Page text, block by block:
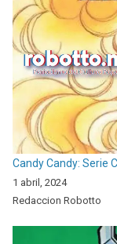
Candy Candy: Serie
1 abril, 2024
Redaccion Robotto